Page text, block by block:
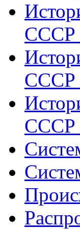
СССР
СССР
СССР